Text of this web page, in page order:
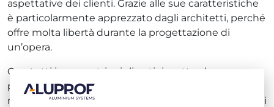
aspettative dei clienti. Grazie alle sue caratteristiche
è particolarmente apprezzato dagli architetti, perché
offre molta libertà durante la progettazione di
un’opera.
Con tutti i parametri migliorati rispetto al suo
predecessore, MB-86 FOLD LINE HD consente di
realizzare strutture a 8 ante con altezza fino a 3 metri